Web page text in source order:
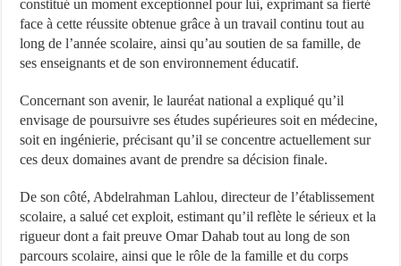
constitué un moment exceptionnel pour lui, exprimant sa fierté
face à cette réussite obtenue grâce à un travail continu tout au
long de l’année scolaire, ainsi qu’au soutien de sa famille, de
ses enseignants et de son environnement éducatif.
Concernant son avenir, le lauréat national a expliqué qu’il
envisage de poursuivre ses études supérieures soit en médecine,
soit en ingénierie, précisant qu’il se concentre actuellement sur
ces deux domaines avant de prendre sa décision finale.
De son côté, Abdelrahman Lahlou, directeur de l’établissement
scolaire, a salué cet exploit, estimant qu’il reflète le sérieux et la
rigueur dont a fait preuve Omar Dahab tout au long de son
parcours scolaire, ainsi que le rôle de la famille et du corps